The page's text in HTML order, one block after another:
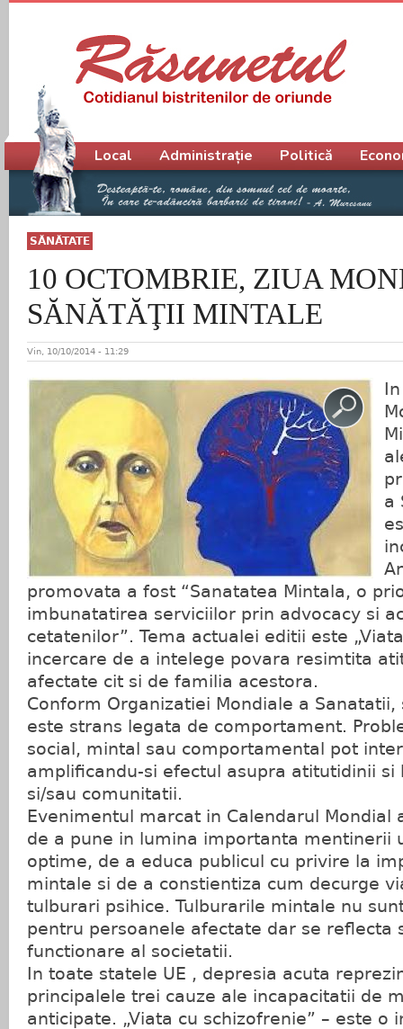
SĂNĂTATE
10 OCTOMBRIE, ZIUA
SĂNĂTĂŢII MINTALE
Vin, 10/10/2014 - 11:29
a
promovata a fost “Sanatatea Mintala, o
imbunatatirea serviciilor prin advocacy si
cetatenilor”. Tema actualei editii este
incercare de a intelege povara resimtita
afectate cit si de familia acestora.
Conform Organizatiei Mondiale a
este strans legata de comportament.
social, mintal sau comportamental pot
amplificandu-si efectul asupra atitutidinii si
si/sau comunitatii.
Evenimentul marcat in Calendarul Mondial
de a pune in lumina importanta mentinerii
optime, de a educa publicul cu privire la
mintale si de a constientiza cum decurge
tulburari psihice. Tulburarile mintale nu
pentru persoanele afectate dar se reflecta
functionare al societatii.
In toate statele UE , depresia acuta
principalele trei cauze ale incapacitatii de
anticipate. „Viata cu schizofrenie” – este o
Meniu principal
Local Administrație Politică